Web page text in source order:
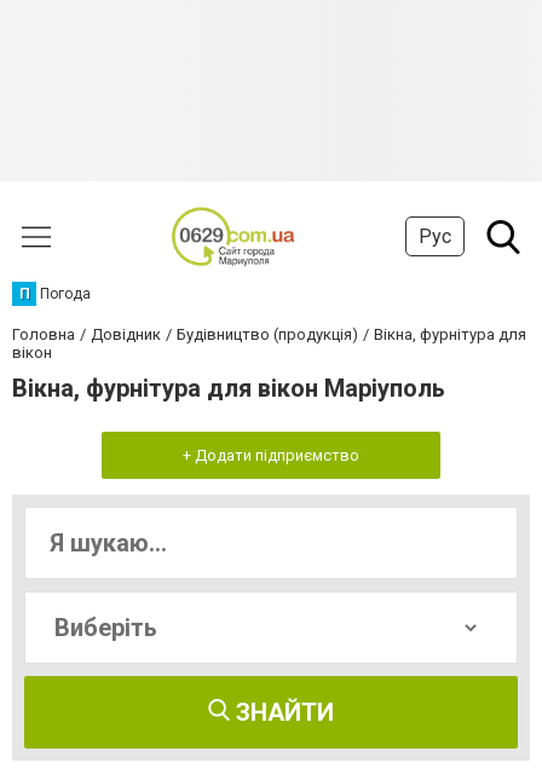
Рус
П Погода
Головна Довідник Будівництво (продукція)
Вікна, фурнітура для
вікон
Вікна, фурнітура для вікон Маріуполь
+ Додати підприємство
ЗНАЙТИ